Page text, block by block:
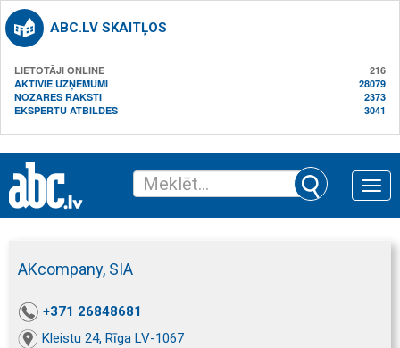
ABC.LV SKAITĻOS
LIETOTĀJI ONLINE
216
AKTĪVIE UZŅĒMUMI
28079
NOZARES RAKSTI
2373
EKSPERTU ATBILDES
3041
Toggle
AKcompany, SIA
+371 26848681
Kleistu 24, Rīga LV-1067